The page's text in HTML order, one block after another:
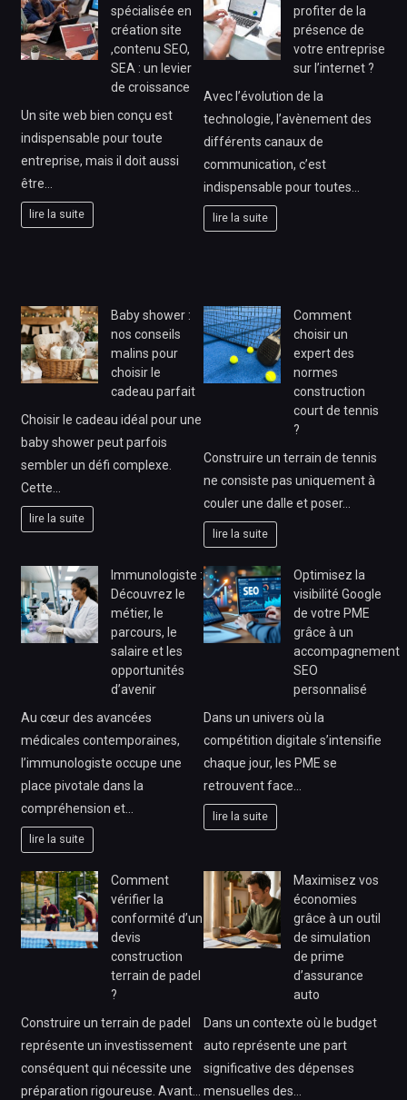
spécialisée en
création site
,contenu SEO,
SEA : un levier
de croissance
Un site web bien conçu est
indispensable pour toute
entreprise, mais il doit aussi
être…
lire la suite
profiter de la
présence de
votre entreprise
sur l’internet ?
Avec l’évolution de la
technologie, l’avènement des
différents canaux de
communication, c’est
indispensable pour toutes…
lire la suite
Baby shower :
nos conseils
malins pour
choisir le
cadeau parfait
Choisir le cadeau idéal pour une
baby shower peut parfois
sembler un défi complexe.
Cette…
lire la suite
Comment
choisir un
expert des
normes
construction
court de tennis
?
Construire un terrain de tennis
ne consiste pas uniquement à
couler une dalle et poser…
lire la suite
Immunologiste :
Découvrez le
métier, le
parcours, le
salaire et les
opportunités
d’avenir
Au cœur des avancées
médicales contemporaines,
l’immunologiste occupe une
place pivotale dans la
compréhension et…
lire la suite
Optimisez la
visibilité Google
de votre PME
grâce à un
accompagnement
SEO
personnalisé
Dans un univers où la
compétition digitale s’intensifie
chaque jour, les PME se
retrouvent face…
lire la suite
Comment
vérifier la
conformité d’un
devis
construction
terrain de padel
?
Construire un terrain de padel
représente un investissement
conséquent qui nécessite une
préparation rigoureuse. Avant…
Maximisez vos
économies
grâce à un outil
de simulation
de prime
d’assurance
auto
Dans un contexte où le budget
auto représente une part
significative des dépenses
mensuelles des…